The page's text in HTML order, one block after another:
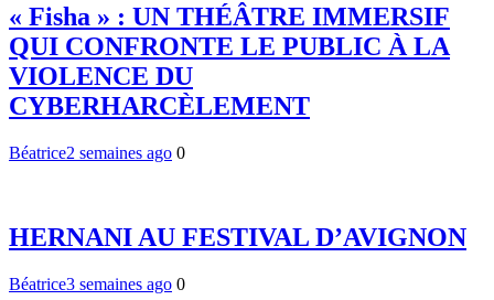
« Fisha » : UN THÉÂTRE IMMERSIF
QUI CONFRONTE LE PUBLIC À LA
VIOLENCE DU
CYBERHARCÈLEMENT
Béatrice2 semaines ago 0
HERNANI AU FESTIVAL D’AVIGNON
Béatrice3 semaines ago 0